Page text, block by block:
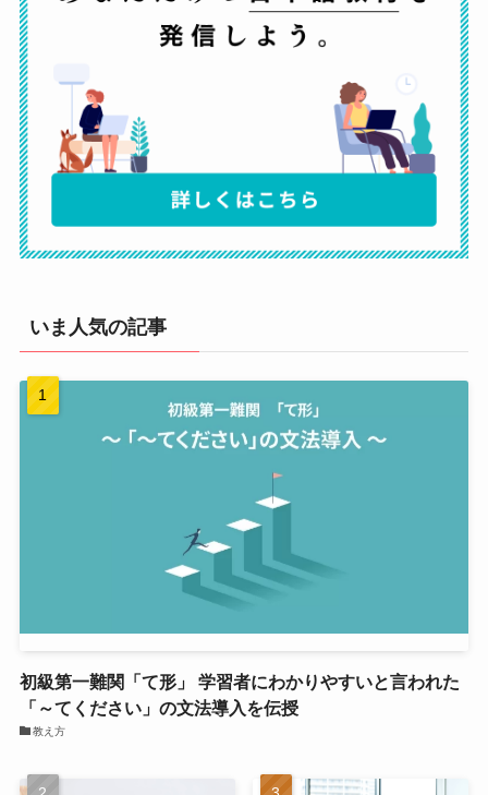
いま人気の記事
初級第一難関「て形」 学習者にわかりやすいと言われた
「～てください」の文法導入を伝授
教え方